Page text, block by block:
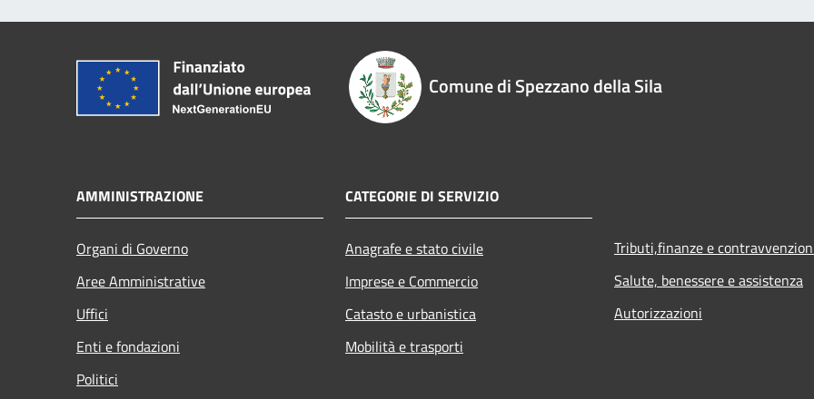
Comune di Spezzano della Sila
AMMINISTRAZIONE
Organi di Governo
Aree Amministrative
Uffici
Enti e fondazioni
Politici
CATEGORIE DI SERVIZIO
Anagrafe e stato civile
Imprese e Commercio
Catasto e urbanistica
Mobilità e trasporti
Tributi,finanze e
Salute, benessere e assistenza
Autorizzazioni